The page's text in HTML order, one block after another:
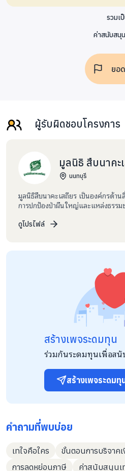
รวมเ
ค่าสนับสนุน
ยอ
ผู้รับผิดชอบโครงการ
มูลนิธิ สืบนาคะ
นนทบุรี
มูลนิธิสืบนาคะเสถียร เป็นองค์กรด้า
การปกป้องป่าผืนใหญ่และแหล่งธรร
สำคัญกับสิ่งมีชีวิตที่เป็นชนิดพันธุ์ที่สำ
และความหลากหลายทางชีวภาพเมื่อมีคว
การทำงานภายใต้ภารกิจดังนี้ 1. สนับสนุนการบริหารจัดการเชิงพื้นที่
ห้วยขาแข้ง – ทุ่งใหญ่ฯ ให้เกิดการอ
การทำงานสู่พื้นที่โดยรอบ 2. เฝ้าระวั
ของประเทศไทย ปกป้องผืนป่า สัตว์ป่
หลากหลายทางชีวภาพ 3. สร้างการรั
โครงการของมูลนิธิสืบฯ ที่เกี่ยวข้องกับการ
สนับสนุนแนวทาง SMART Patrol ใ
ข้อมูลของชนิดที่สำคัญและมาตรการก
ผลไปยังพื้นที่อนุรักษ์อื่นๆ ทั่วประเทศ 2. การฟื้นฟูประชากรกวางผา
โดยการปล่อยคืนจากแหล่งเพาะพันธุ์
ระยะแรกแล้ว 3. การรณรงค์เพื่ออนุรักษ์นกชนหิน การผลักดันให้
ก่อนปล่อยคืนสู่ธรรมชาติ 5. การอนุรักษ์และฟื้นฟูประชากรเสือปลา
อยู่ในขั้นตอนการรวบรวมข้อมูลและทา
ดูโปรไฟล์
สร้างเพจระดมทุน
ร่วมกันระดมทุนเพื่อสนั
สร้างเพจระดมทุ
คำถามที่พบบ่อย
เทใจคือใคร
ขั้นตอนการบริจาคเ
การลดหย่อนภาษี
ค่าสนับสนุนเ